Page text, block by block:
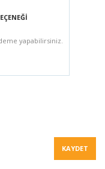
yapabilirsiniz.
KAYDET